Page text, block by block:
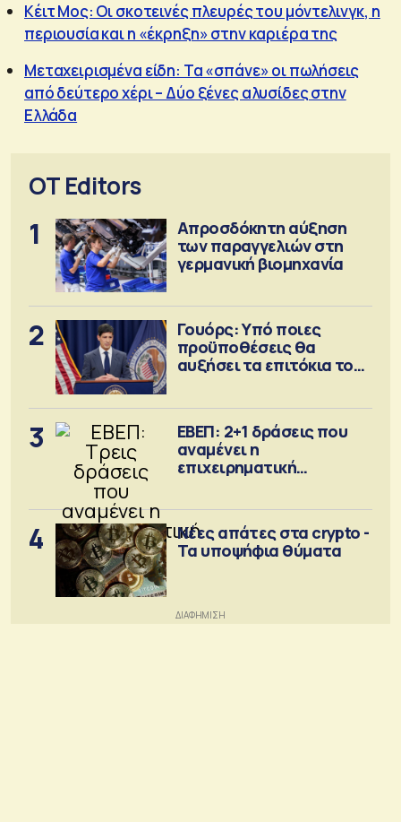
Κέιτ Μος: Οι σκοτεινές πλευρές του μόντελινγκ, η
περιουσία και η «έκρηξη» στην καριέρα της
Μεταχειρισμένα είδη: Τα «σπάνε» οι πωλήσεις
από δεύτερο χέρι – Δύο ξένες αλυσίδες στην
Ελλάδα
OT Editors
1
Απροσδόκητη αύξηση
των παραγγελιών στη
γερμανική βιομηχανία
2
Γουόρς: Υπό ποιες
προϋποθέσεις θα
αυξήσει τα επιτόκια τον
3
ΕΒΕΠ: 2+1 δράσεις που
αναμένει η
επιχειρηματική
4
Νέες απάτες στα crypto -
Τα υποψήφια θύματα